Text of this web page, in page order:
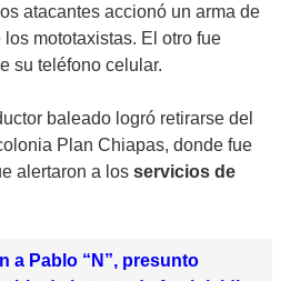
atacantes accionó un arma de
mototaxistas. El otro fue
su teléfono celular.
baleado logró retirarse del
Plan Chiapas, donde fue
alertaron a los servicios de
a Pablo “N”, presunto